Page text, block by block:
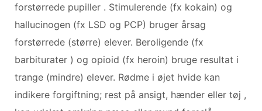
forstørrede pupiller . Stimulerende (fx kokain) og
hallucinogen (fx LSD og PCP) bruger årsag
forstørrede (større) elever. Beroligende (fx
barbiturater ) og opioid (fx heroin) bruge resultat i
trange (mindre) elever. Rødme i øjet hvide kan
indikere forgiftning; rest på ansigt, hænder eller tøj ,